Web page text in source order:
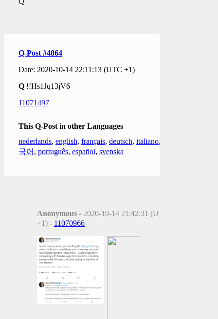
Q-Post #4864
Date: 2020-10-14 22:11:13 (UTC +1)
Q !!Hs1Jq13jV6
11071497
This Q-Post in other Languages
nederlands, english, français, deutsch, italiano,
국어 , português, español, svenska
Anonymous - 2020-10-14 21:42:31 (UTC
+1) - 11070966